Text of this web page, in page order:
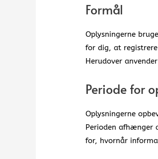
Formål
Oplysningerne
for dig, at
Herudover
Periode for
Oplysningerne
Perioden afhænger
for, hvornår